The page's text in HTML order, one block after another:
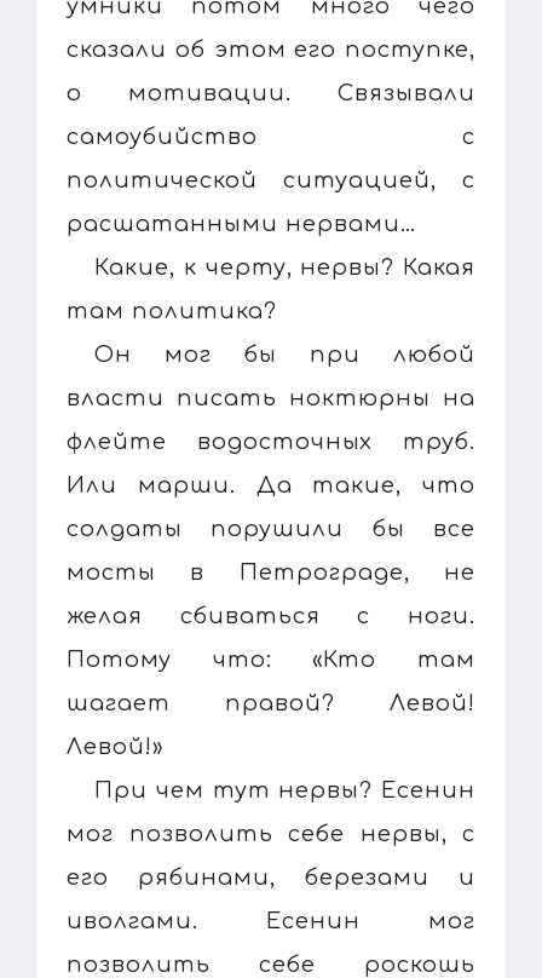
умники потом много чего
сказали об этом его поступке,
о мотивации. Связывали
самоубийство с
политической ситуацией, с
расшатанными нервами…
Какие, к черту, нервы? Какая
там политика?
Он мог бы при любой
власти писать ноктюрны на
флейте водосточных труб.
Или марши. Да такие, что
солдаты порушили бы все
мосты в Петрограде, не
желая сбиваться с ноги.
Потому что: «Кто там
шагает правой? Левой!
Левой!»
При чем тут нервы? Есенин
мог позволить себе нервы, с
его рябинами, березами и
иволгами. Есенин мог
позволить себе роскошь